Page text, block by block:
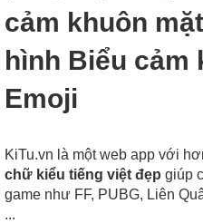
cảm khuôn
hình Biểu cảm
Emoji
KiTu.vn là một web app với
chữ kiểu tiếng việt đẹp giúp
game như FF, PUBG, Liên
...